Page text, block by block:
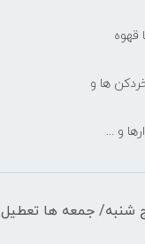
قهوه
ها و
و ...
شنبه/ جمعه ها تعطیل